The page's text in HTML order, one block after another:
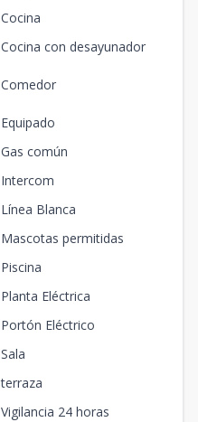
Cocina
Cocina con desayunador
Comedor
Equipado
Gas común
Intercom
Línea Blanca
Mascotas permitidas
Piscina
Planta Eléctrica
Portón Eléctrico
Sala
terraza
Vigilancia 24 horas